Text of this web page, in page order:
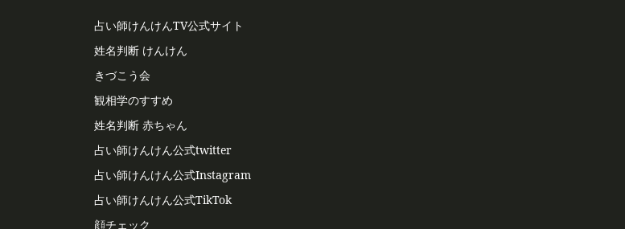
占い師けんけんTV公式サイト
姓名判断 けんけん
きづこう会
観相学のすすめ
姓名判断 赤ちゃん
占い師けんけん公式twitter
占い師けんけん公式Instagram
占い師けんけん公式TikTok
顔チェック